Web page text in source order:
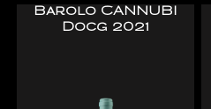
Barolo CANNUBI
Docg 2021